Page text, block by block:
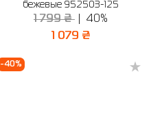
бежевые 952503-125
1 799 ₴ 40%
1 079 ₴
-40%